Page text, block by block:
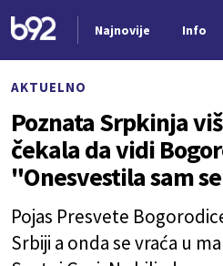
Najnovije Info
AKTUELNO
Poznata Srpkinja
čekala da vidi
"Onesvestila sam
Pojas Presvete
Srbiji a onda se vraća u